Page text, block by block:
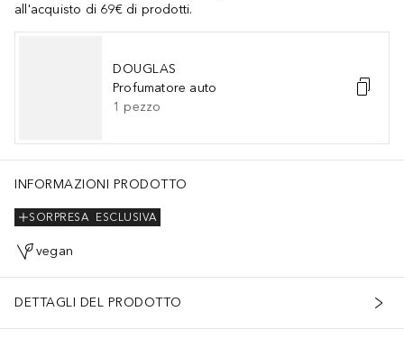
all'acquisto di 69€ di prodotti.
DOUGLAS
Profumatore auto
1 pezzo
INFORMAZIONI PRODOTTO
ESCLUSIVA
SORPRESA
vegan
DETTAGLI DEL PRODOTTO